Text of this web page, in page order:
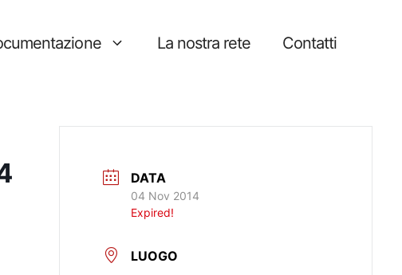
La nostra rete Contatti
DATA
04 Nov 2014
Expired!
LUOGO